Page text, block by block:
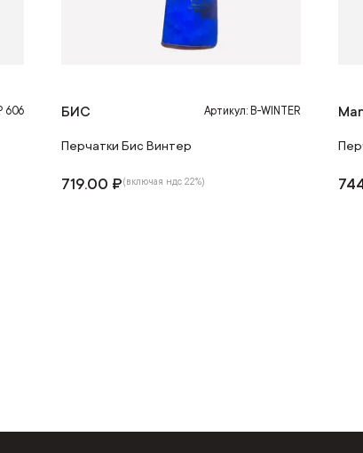
606 БИС Артикул: B-WINTER
Перчатки Бис Винтер
719.00 ₽(включая ндс 22%)